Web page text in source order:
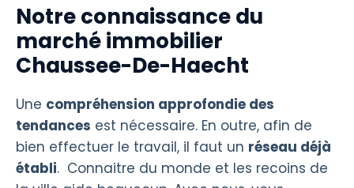
Notre connaissance du
marché immobilier
Chaussee-De-Haecht
Une compréhension approfondie des
tendances est nécessaire. En outre, afin de
bien effectuer le travail, il faut un réseau déjà
établi. Connaitre du monde et les recoins de